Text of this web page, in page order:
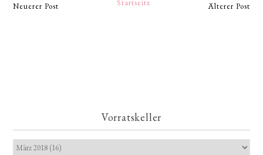
Neuerer Post Älterer Post
Startseite
Vorratskeller